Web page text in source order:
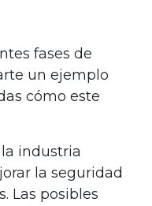
fases de
un ejemplo
cómo este
industria
la seguridad
Las posibles